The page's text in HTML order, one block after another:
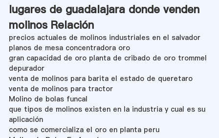
lugares de guadalajara donde venden
molinos Relación
precios actuales de molinos industriales en el salvador
planos de mesa concentradora oro
gran capacidad de oro planta de cribado de oro trommel
depurador
venta de molinos para barita el estado de queretaro
venta de molinos para tractor
Molino de bolas funcal
que tipos de molinos existen en la industria y cual es su
aplicación
como se comercializa el oro en planta peru